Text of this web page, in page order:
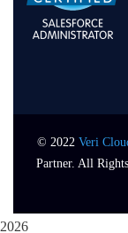
© 2022 Veri
Partner. All Rights
2026